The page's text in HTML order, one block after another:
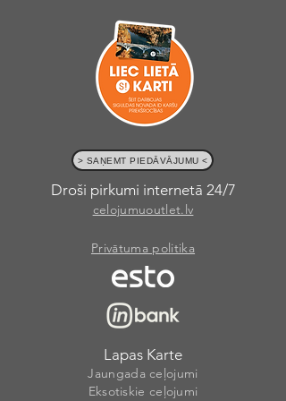
> SAŅEMT PIEDĀVĀJUMU <
Droši pirkumi internetā 24/7
celojumuoutlet.lv
Privātuma politika
Lapas Karte
Jaungada ceļojumi
Eksotiskie ceļojumi